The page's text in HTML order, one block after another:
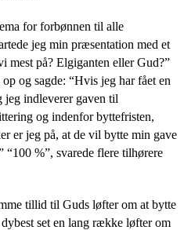
for forbønnen til alle
jeg min præsentation med et
mest på? Elgiganten eller Gud?”
og sagde: “Hvis jeg har fået en
jeg indleverer gaven til
og indenfor byttefristen,
er jeg på, at de vil bytte min gave
“100 %”, svarede flere tilhørere
tillid til Guds løfter om at bytte
set en lang række løfter om